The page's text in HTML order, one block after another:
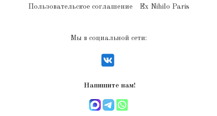
Пользовательское соглашение Ex Nihilo Paris
Мы в социальной сети:
Напишите нам!